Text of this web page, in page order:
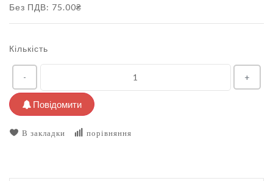
Без ПДВ: 75.00₴
Кількість
- +
Повідомити
В закладки порівняння